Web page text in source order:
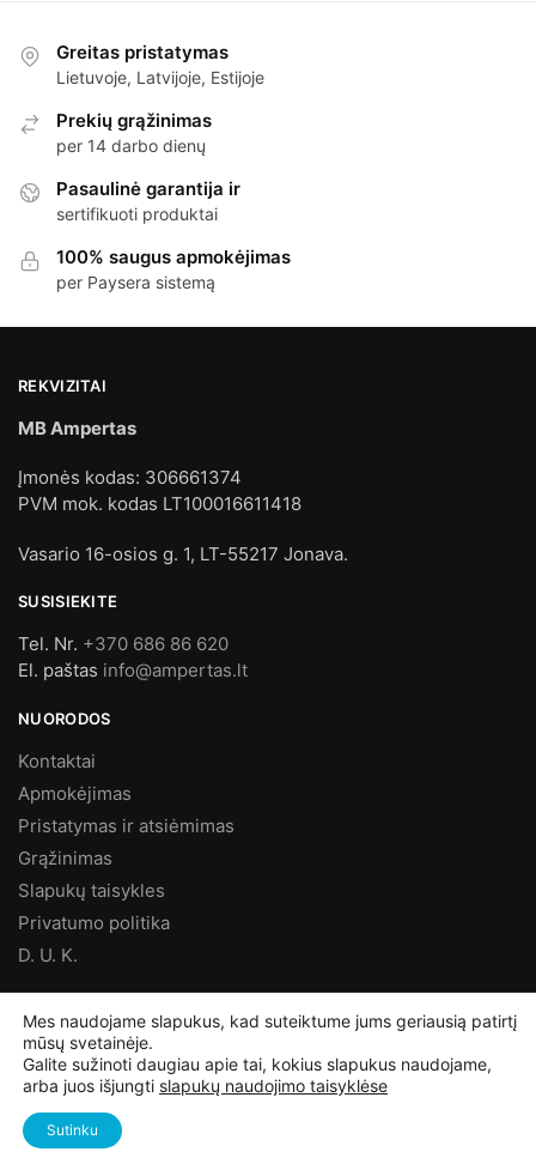
Greitas pristatymas
Lietuvoje, Latvijoje, Estijoje
Prekių grąžinimas
per 14 darbo dienų
Pasaulinė garantija ir
sertifikuoti produktai
100% saugus apmokėjimas
per Paysera sistemą
REKVIZITAI
MB Ampertas
Įmonės kodas: 306661374
PVM mok. kodas LT100016611418
Vasario 16-osios g. 1, LT-55217 Jonava.
SUSISIEKITE
Tel. Nr. +370 686 86 620
El. paštas info@ampertas.lt
NUORODOS
Kontaktai
Apmokėjimas
Pristatymas ir atsiėmimas
Grąžinimas
Slapukų taisykles
Privatumo politika
D. U. K.
©Ampertas.lt2025, Visos teisės saugomos
Mes naudojame slapukus, kad suteiktume jums geriausią patirtį
mūsų svetainėje.
Galite sužinoti daugiau apie tai, kokius slapukus naudojame,
arba juos išjungti slapukų naudojimo taisyklėse
Sutinku